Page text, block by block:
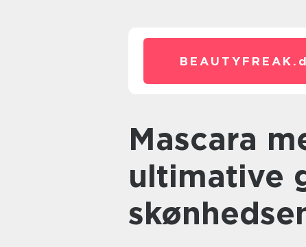
BEAUTYFREAK.
Mascara med serum – Den
ultimative